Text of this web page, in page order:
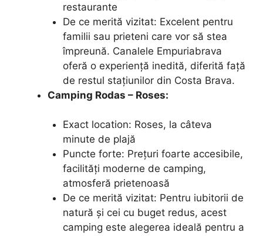
restaurante
De ce merită vizitat: Excelent pentru
familii sau prieteni care vor să stea
împreună. Canalele Empuriabrava
oferă o experiență inedită, diferită față
de restul stațiunilor din Costa Brava.
Camping Rodas – Roses:
Exact location: Roses, la câteva
minute de plajă
Puncte forte: Prețuri foarte accesibile,
facilități moderne de camping,
atmosferă prietenoasă
De ce merită vizitat: Pentru iubitorii de
natură și cei cu buget redus, acest
camping este alegerea ideală pentru a